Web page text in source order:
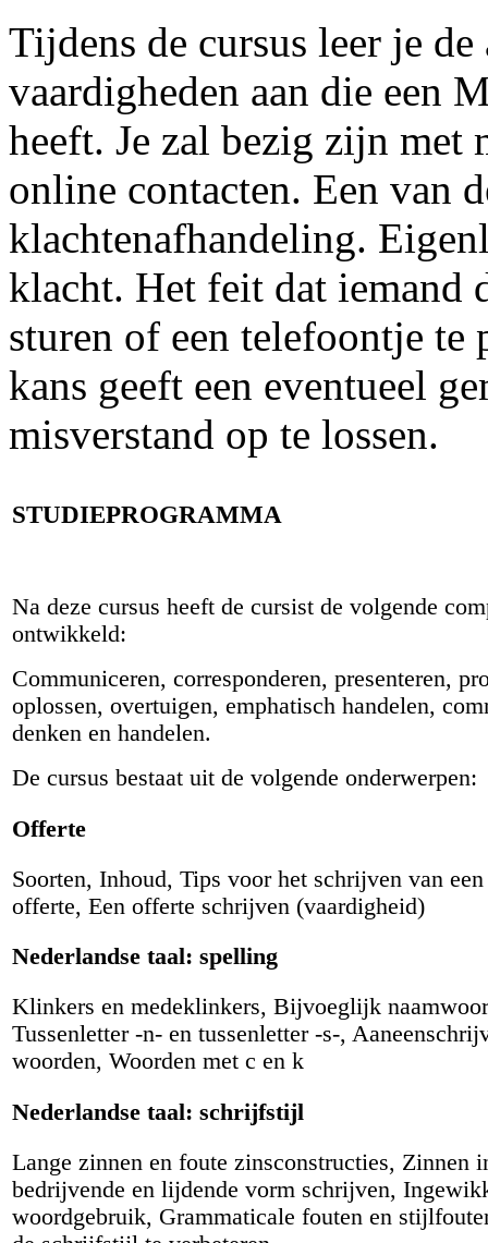
Tijdens de cursus leer je
vaardigheden aan die een
heeft. Je zal bezig zijn
online contacten. Een van
klachtenafhandeling.
klacht. Het feit dat iemand
sturen of een telefoontje
kans geeft een eventueel
misverstand op te lossen.
STUDIEPROGRAMMA
Na deze cursus heeft de cursist de volgende
ontwikkeld:
Communiceren, corresponderen, presenteren,
oplossen, overtuigen, emphatisch handelen,
denken en handelen.
De cursus bestaat uit de volgende onderwerpen:
Offerte
Soorten, Inhoud, Tips voor het schrijven van een
offerte, Een offerte schrijven (vaardigheid)
Nederlandse taal: spelling
Klinkers en medeklinkers, Bijvoeglijk
Tussenletter -n- en tussenletter -s-,
woorden, Woorden met c en k
Nederlandse taal: schrijfstijl
Lange zinnen en foute zinsconstructies, Zinnen
bedrijvende en lijdende vorm schrijven,
woordgebruik, Grammaticale fouten en